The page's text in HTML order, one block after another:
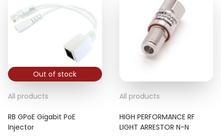
Out of stock
All products
RB GPoE Gigabit PoE
Injector
All products
HIGH PERFORMANCE RF
LIGHT ARRESTOR N-N